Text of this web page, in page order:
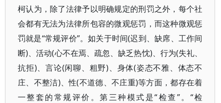
柯认为，除了法律予以明确规定的刑罚之外，每个社
会都有无法为法律所包容的微观惩罚，而这种微观惩
罚就是“常规评价”。如关于时间(迟到、缺席、工作间
断)、活动(心不在焉、疏忽、缺乏热忱)、行为(失礼、
抗拒)、言论(闲聊、粗野)、身体(姿态不雅、体态不
庄、不整洁)、性(不道德、不庄重)等方面，都存在着
一整套的常规评价。第三种模式是“检查”。“检